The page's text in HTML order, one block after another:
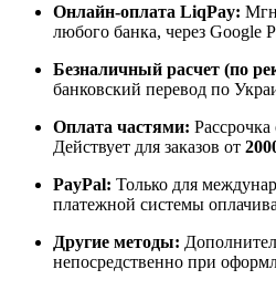
Онлайн-оплата LiqPay:
любого банка, через Google
Безналичный расчет (по
банковский перевод по
Оплата частями:
Действует для заказов от
PayPal: Только для
платежной системы
Другие методы:
непосредственно при